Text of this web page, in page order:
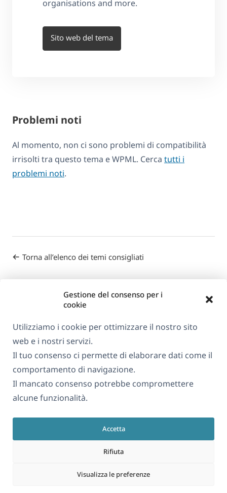
Gestione del consenso per i
cookie
Utilizziamo i cookie per ottimizzare il nostro sito
web e i nostri servizi.
Il tuo consenso ci permette di elaborare dati come il
comportamento di navigazione.
Il mancato consenso potrebbe compromettere
alcune funzionalità.
Accetta
Rifiuta
Visualizza le preferenze
organisations and more.
Sito web del tema
Problemi noti
Al momento, non ci sono problemi di compatibilità
irrisolti tra questo tema e WPML. Cerca tutti i
problemi noti.
Torna all’elenco dei temi consigliati
Italiano
GDPR e Informativa sulla Privacy
Unisciti al nostro team(si
nuova
apre
in
una
nuova
apre
in
una
nuova
apre
una